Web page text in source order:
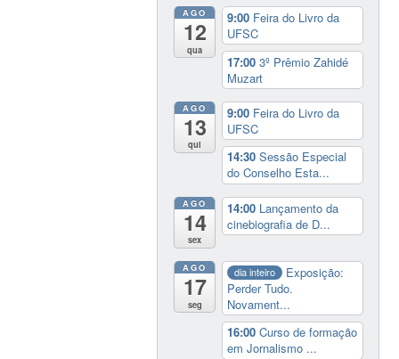
AGO
12
qua
9:00 Feira do Livro da
UFSC
17:003º Prêmio Zahidé
Muzart
AGO
13
qui
9:00 Feira do Livro da
UFSC
14:30Sessão Especial
do Conselho Esta...
AGO
14
sex
14:00 Lançamento da
cinebiografia de D...
AGO
17
seg
dia inteiro
Exposição:
Perder Tudo.
Novament...
16:00Curso de formação
em Jornalismo ...